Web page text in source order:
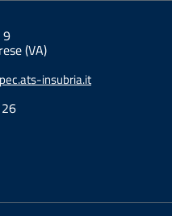
9
(VA)
insubria.it